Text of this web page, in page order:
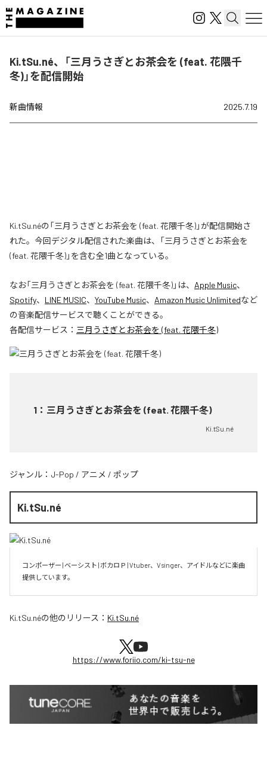
Ki.tSu.né、「三月うさぎとお茶会を (feat. 花隈千
冬)」を配信開始
新曲情報 2025.7.19
Ki.tSu.néの「三月うさぎとお茶会を (feat. 花隈千冬)」が配信開始さ
れた。今回デジタル配信された楽曲は、「三月うさぎとお茶会を
(feat. 花隈千冬)」を含む全1曲となっている。
なお「三月うさぎとお茶会を (feat. 花隈千冬)」は、 Apple Music、
Spotify、 LINE MUSIC、 YouTube Music、 Amazon Music Unlimitedなど
の音楽配信サービスで聴くことができる。
各配信サービス： 三月うさぎとお茶会を (feat. 花隈千冬)
1 ： 三月うさぎとお茶会を (feat. 花隈千冬)
Ki.tSu.né
ジャンル： J-Pop / アニメ / ポップ
Ki.tSu.né
コンポーザー | ベーシスト | ボカロＰ | Vtuber、Vsinger、アイドルなどに楽曲
提供しています。
Ki.tSu.néの他のリリース： Ki.tSu.né
https://www.foriio.com/ki-tsu-ne